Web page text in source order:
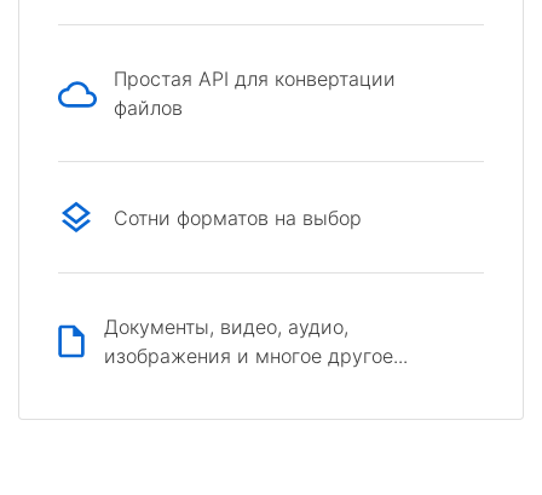
Простая API для конвертации
файлов
Сотни форматов на выбор
Документы, видео, аудио,
изображения и многое другое...